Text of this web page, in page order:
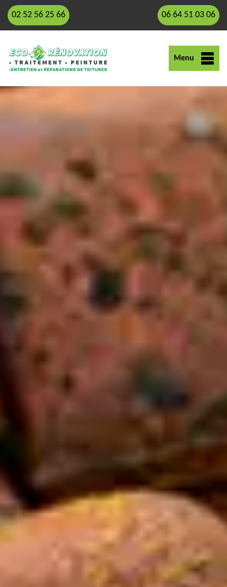
02 52 56 25 66 06 64 51 03 06
Menu